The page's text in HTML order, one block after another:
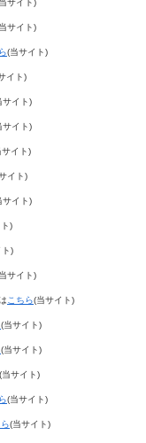
サイト)
サイト)
(当サイト)
イト)
サイト)
サイト)
サイト)
イト)
サイト)
)
ト)
サイト)
こちら(当サイト)
(当サイト)
(当サイト)
(当サイト)
(当サイト)
(当サイト)